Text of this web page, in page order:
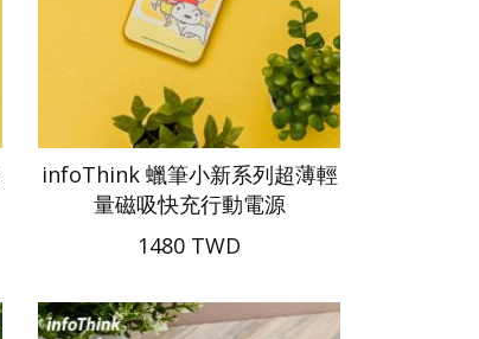
infoThink 蠟筆小新系列超薄輕
量磁吸快充行動電源
1480 TWD